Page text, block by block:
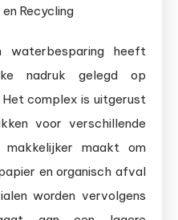
Recycling
waterbesparing heeft
nadruk gelegd op
complex is uitgerust
voor verschillende
maakt om
en organisch afval
worden vervolgens